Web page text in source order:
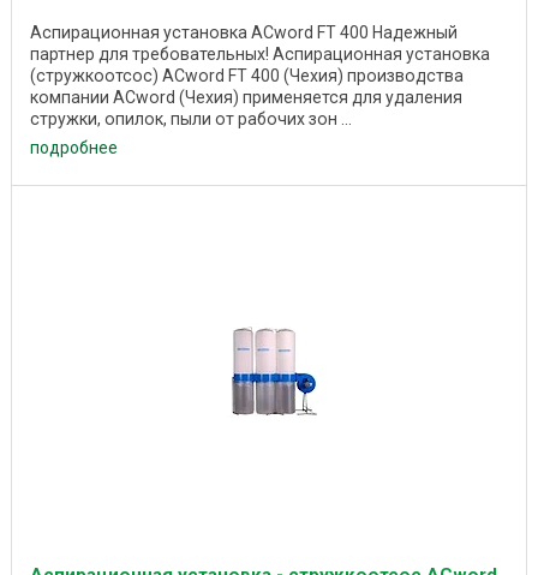
Аспирационная установка ACword FT 400 Надежный
партнер для требовательных! Аспирационная установка
(стружкоотсос) ACword FT 400 (Чехия) производства
компании ACword (Чехия) применяется для удаления
стружки, опилок, пыли от рабочих зон ...
подробнее